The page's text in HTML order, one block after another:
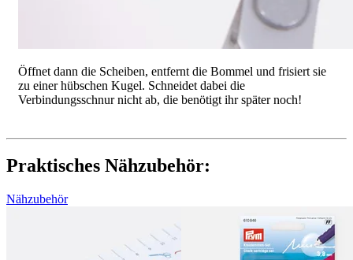
Öffnet dann die Scheiben, entfernt die Bommel und frisiert sie
zu einer hübschen Kugel. Schneidet dabei die
Verbindungsschnur nicht ab, die benötigt ihr später noch!
Praktisches Nähzubehör:
Nähzubehör